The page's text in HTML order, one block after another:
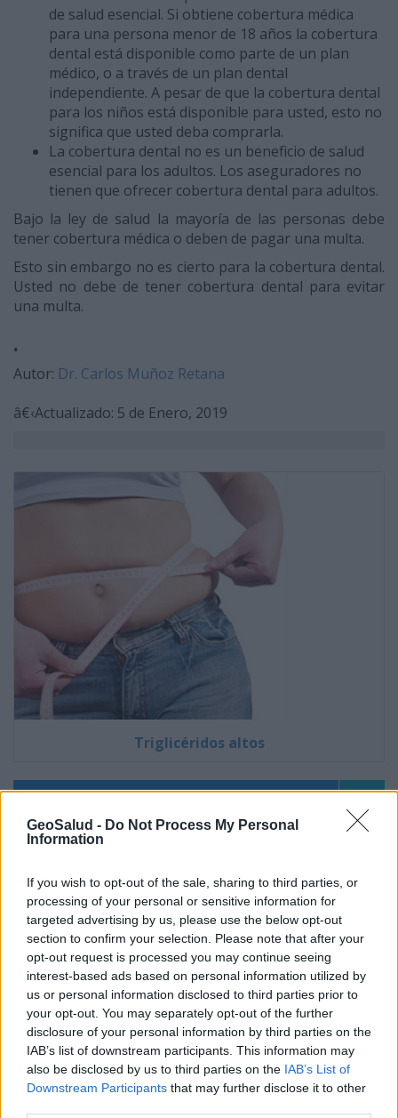
GeoSalud - Do Not Process My Personal
Information
If you wish to opt-out of the sale, sharing to third parties, or
processing of your personal or sensitive information for
targeted advertising by us, please use the below opt-out
section to confirm your selection. Please note that after your
opt-out request is processed you may continue seeing
interest-based ads based on personal information utilized by
us or personal information disclosed to third parties prior to
your opt-out. You may separately opt-out of the further
disclosure of your personal information by third parties on the
IAB’s list of downstream participants. This information may
also be disclosed by us to third parties on the IAB’s List of
Downstream Participants that may further disclose it to other
de salud esencial. Si obtiene cobertura médica
para una persona menor de 18 años la cobertura
dental está disponible como parte de un plan
médico, o a través de un plan dental
independiente. A pesar de que la cobertura dental
para los niños está disponible para usted, esto no
significa que usted deba comprarla.
La cobertura dental no es un beneficio de salud
esencial para los adultos. Los aseguradores no
tienen que ofrecer cobertura dental para adultos.
Bajo la ley de salud la mayoría de las personas debe
tener cobertura médica o deben de pagar una multa.
Esto sin embargo no es cierto para la cobertura dental.
Usted no debe de tener cobertura dental para evitar
una multa.
.
Autor: Dr. Carlos Muñoz Retana
â€‹Actualizado: 5 de Enero, 2019
Triglicéridos altos